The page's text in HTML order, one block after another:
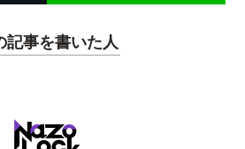
記事を書いた人